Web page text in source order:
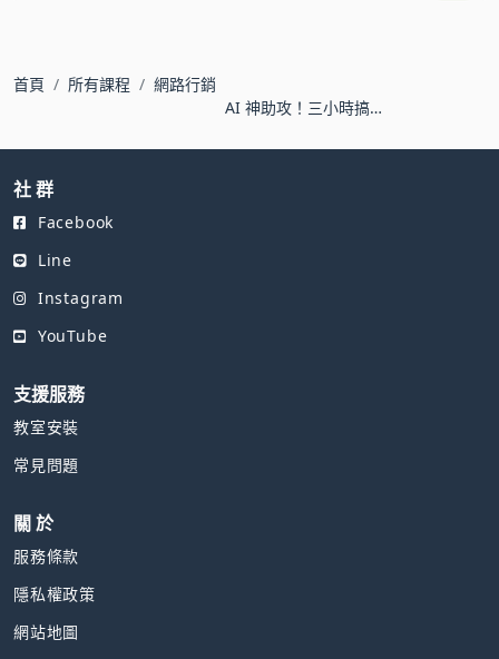
首頁 所有課程
網路行銷
AI 神助攻！三小時搞定
社 群
Facebook
Line
Instagram
YouTube
支援服務
教室安裝
常見問題
關 於
服務條款
隱私權政策
網站地圖